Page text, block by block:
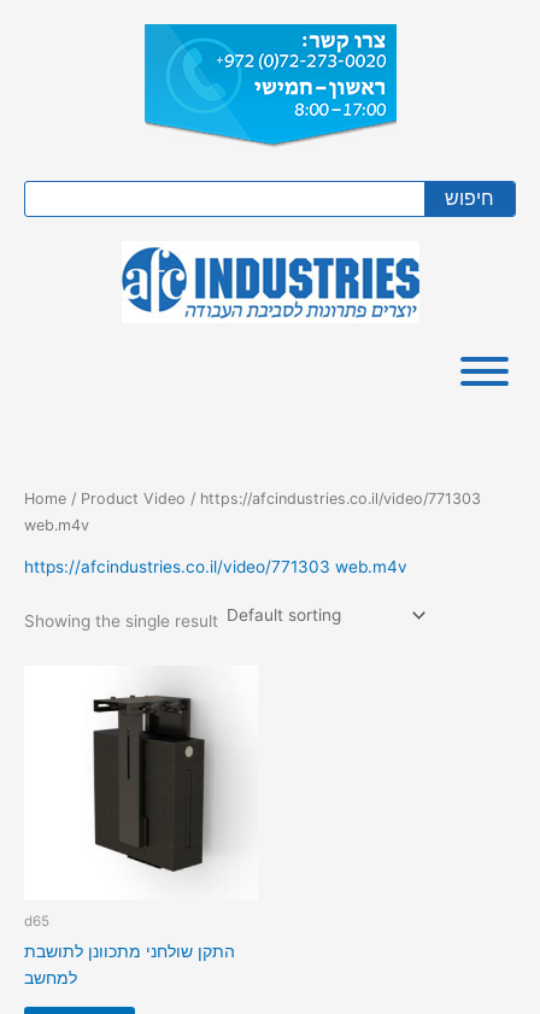
חיפוש
Home / Product Video / https://afcindustries.co.il/video/771303
web.m4v
https://afcindustries.co.il/video/771303 web.m4v
Showing the single result
d65
התקן שולחני מתכוונן לתושבת
למחשב